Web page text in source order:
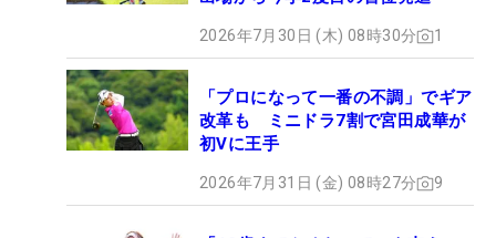
2026年7月30日 (木) 08時30分 1
「プロになって一番の不調」でギア
改革も ミニドラ7割で宮田成華が
初Vに王手
2026年7月31日 (金) 08時27分 9